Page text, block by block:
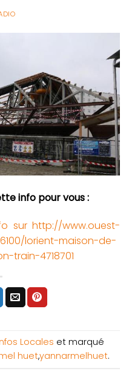
info pour vous :
sur http://www.ouest-
lorient-maison-de-
train-4718701
Locales et marqué
huet,yannarmelhuet.